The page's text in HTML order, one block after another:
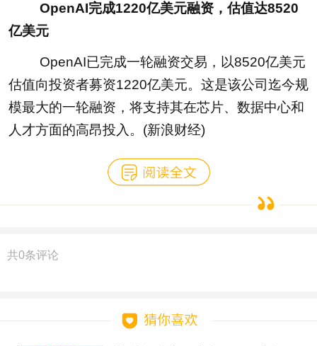
OpenAI完成1220亿美元融资，估值达8520
亿美元
OpenAI已完成一轮融资交易，以8520亿美元
估值向投资者募资1220亿美元。这是该公司迄今规
模最大的一轮融资，将支持其在芯片、数据中心和
人才方面的高昂投入。(新浪财经)
共0条评论